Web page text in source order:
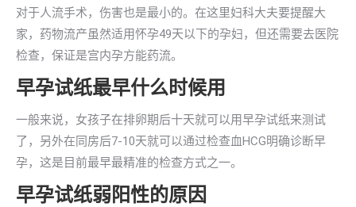
对于人流手术，伤害也是最小的。在这里妇科大夫要提醒大
家，药物流产虽然适用怀孕49天以下的孕妇，但还需要去医院
检查，保证是宫内孕方能药流。
早孕试纸最早什么时候用
一般来说，女孩子在排卵期后十天就可以用早孕试纸来测试
了，另外在同房后7-10天就可以通过检查血HCG明确诊断早
孕，这是目前最早最精准的检查方式之一。
早孕试纸弱阳性的原因